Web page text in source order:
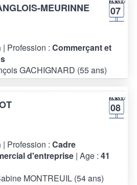
MEURINNE 07
| Profession : Commerçant et
GACHIGNARD (55 ans)
08
| Profession : Cadre
d'entreprise | Age : 41
MONTREUIL (54 ans)